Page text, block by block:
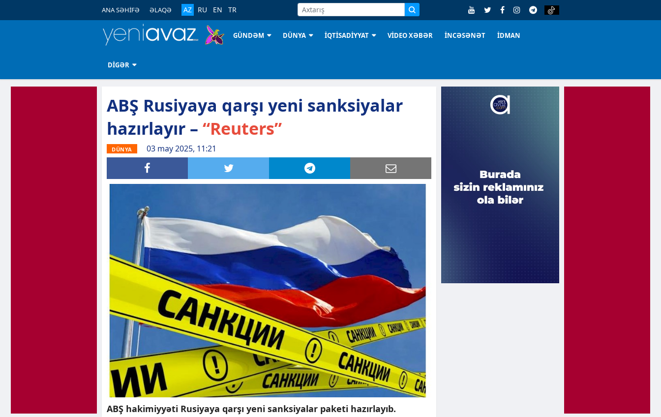
ANA SƏHİFƏ ƏLAQƏ AZ RU EN TR
GÜNDƏM DÜNYA İQTİSADİYYAT VİDEO XƏBƏR İNCƏSƏNƏT İDMAN
DİGƏR
ABŞ Rusiyaya qarşı yeni sanksiyalar
hazırlayır – “Reuters”
DÜNYA 03 may 2025, 11:21
ABŞ hakimiyyəti Rusiyaya qarşı yeni sanksiyalar paketi hazırlayıb.